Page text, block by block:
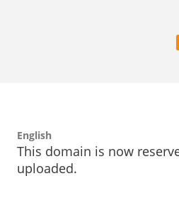
English
This domain is now
uploaded.